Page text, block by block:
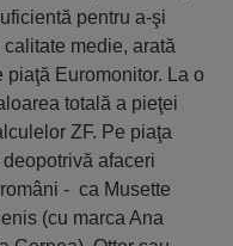
pentru a-şi
medie, arată
Euromonitor. La o
totală a pieţei
ZF. Pe piaţa
afaceri
- ca Musette
(cu marca Ana